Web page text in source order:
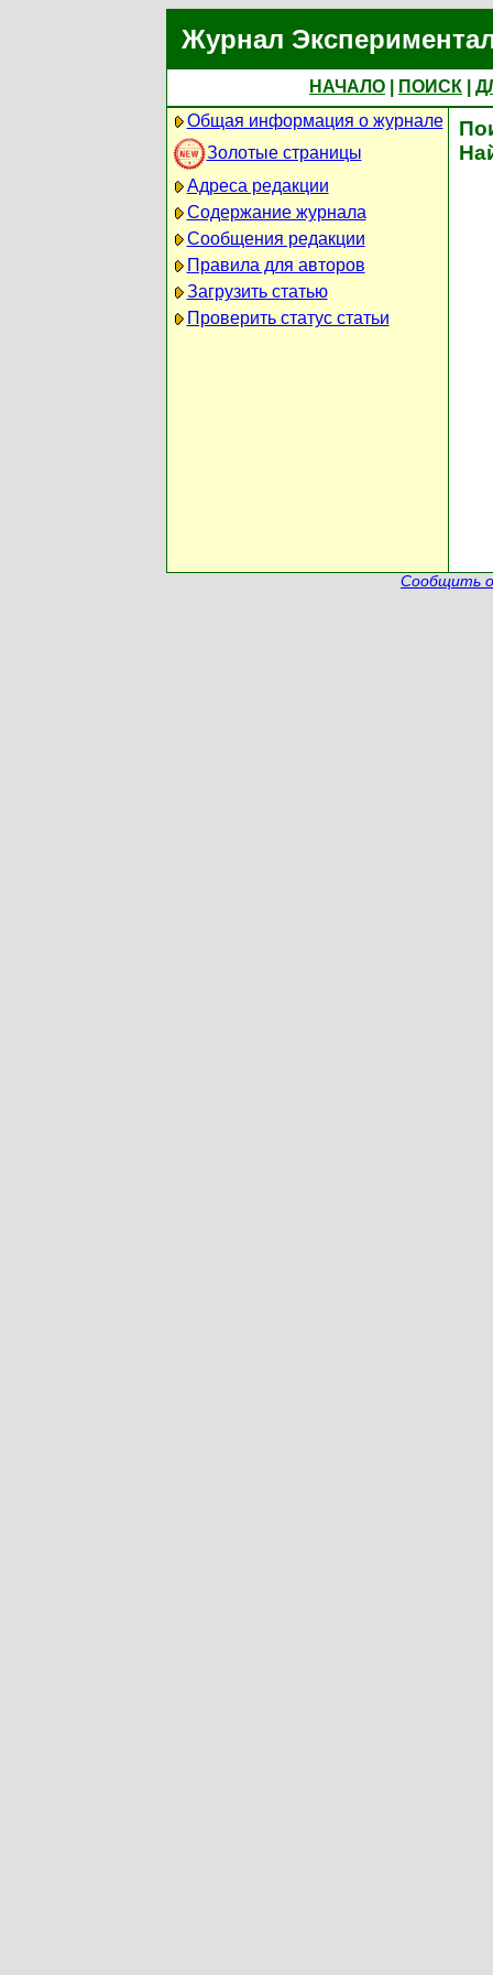
Журнал
НАЧАЛО ПОИСК
Общая информация о журнале
Золотые страницы
Адреса редакции
Содержание журнала
Сообщения редакции
Правила для авторов
Загрузить статью
Проверить статус статьи
Сообщить о